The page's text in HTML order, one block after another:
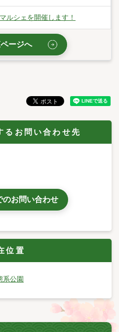
ルシェを開催します！
ージへ
るお問い合わせ先
のお問い合わせ
位置
系公園